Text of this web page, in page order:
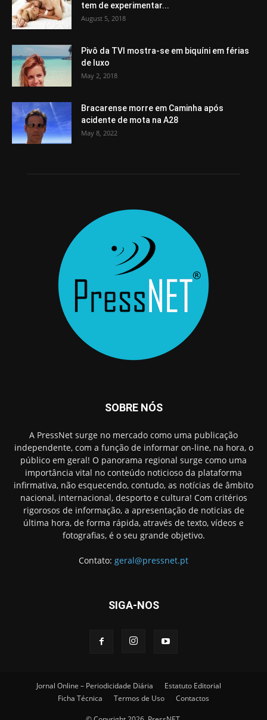
tem de experimentar...
August 5, 2018
Pivô da TVI mostra-se em biquíni em férias
de luxo
May 2, 2018
Bracarense morre em Caminha após
acidente de mota na A28
May 8, 2022
SOBRE NÓS
A PressNet surge no mercado como uma publicação
independente, com a função de informar on-line, na hora, o
público em geral! O panorama regional surge como uma
importância vital no conteúdo noticioso da plataforma
infirmativa, não esquecendo, contudo, as notícias de âmbito
nacional, internacional, desporto e cultura! Com critérios
rigorosos de informação, a apresentação de noticias de
última hora, de forma rápida, através de texto, vídeos e
fotografias, é o seu grande objetivo.
Contato: geral@pressnet.pt
SIGA-NOS
Jornal Online – Periodicidade Diária
Estatuto Editorial
Ficha Técnica
Termos de Uso Contactos